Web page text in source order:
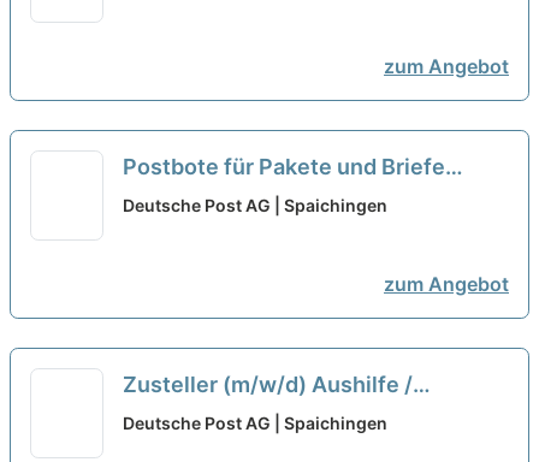
zum Angebot
Postbote für Pakete und Briefe
(m/w/d) neu
Deutsche Post AG | Spaichingen
zum Angebot
Zusteller (m/w/d) Aushilfe /
Studenten / Abrufkraft neu
Deutsche Post AG | Spaichingen